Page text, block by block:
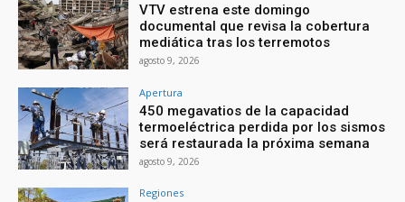
VTV estrena este domingo
documental que revisa la cobertura
mediática tras los terremotos
agosto 9, 2026
Apertura
450 megavatios de la capacidad
termoeléctrica perdida por los sismos
será restaurada la próxima semana
agosto 9, 2026
Regiones